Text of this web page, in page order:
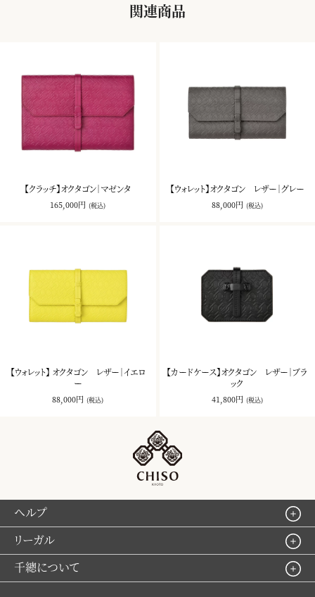
関連商品
【クラッチ】オクタゴン｜マゼンタ
165,000円 (税込)
【ウォレット】オクタゴン レザー｜グレー
88,000円 (税込)
【ウォレット】 オクタゴン レザー｜イエロ
ー
88,000円 (税込)
【カードケース】オクタゴン レザー｜ブラ
ック
41,800円 (税込)
ヘルプ
リーガル
千總について